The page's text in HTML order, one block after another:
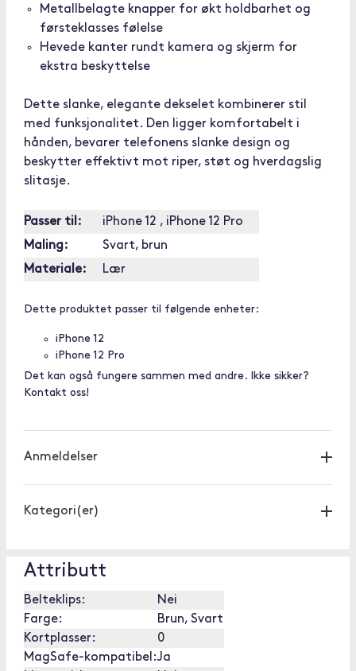
Metallbelagte knapper for økt holdbarhet og
førsteklasses følelse
Hevede kanter rundt kamera og skjerm for
ekstra beskyttelse
Dette slanke, elegante dekselet kombinerer stil
med funksjonalitet. Den ligger komfortabelt i
hånden, bevarer telefonens slanke design og
beskytter effektivt mot riper, støt og hverdagslig
slitasje.
Passer til:
iPhone 12 , iPhone 12 Pro
Maling:
Svart, brun
Materiale:
Lær
Dette produktet passer til følgende enheter:
iPhone 12
iPhone 12 Pro
Det kan også fungere sammen med andre. Ikke sikker?
Kontakt oss!
Anmeldelser
Kategori(er)
Attributt
Belteklips:
Nei
Farge:
Brun, Svart
Kortplasser:
0
MagSafe-kompatibel:Ja